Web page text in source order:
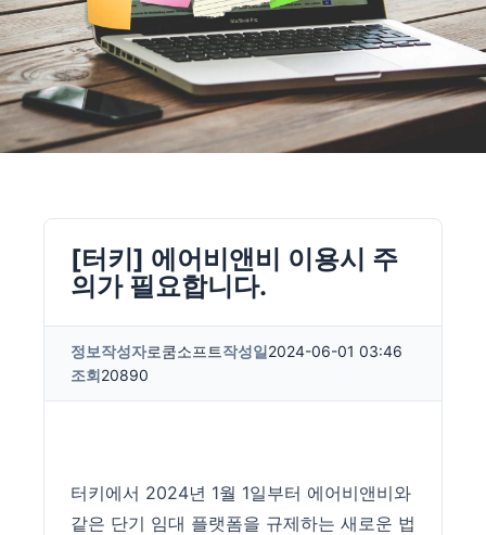
[터키] 에어비앤비 이용시 주
의가 필요합니다.
정보작성자로쿰소프트작성일2024-06-01 03:46
조회20890
터키에서 2024년 1월 1일부터 에어비앤비와
같은 단기 임대 플랫폼을 규제하는 새로운 법